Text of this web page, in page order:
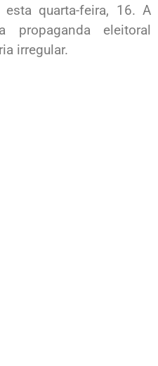
esta quarta-feira, 16. A
propaganda eleitoral
irregular.